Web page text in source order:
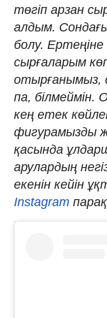
төгіп арзан
алдым.
болу.
сырғаларым
отырғанымыз,
па, білмеймін.
кең етек
фигурамызды
қасында
арулардың
екенін кейін
Instagram